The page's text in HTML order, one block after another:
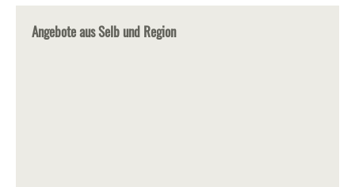
Angebote aus Selb und Region